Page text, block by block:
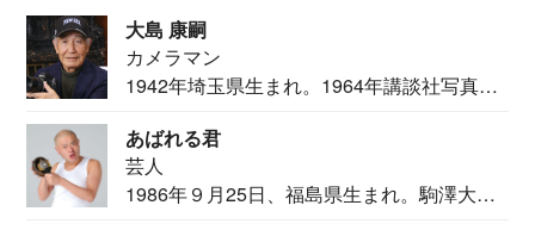
大島 康嗣
カメラマン
1942年埼玉県生まれ。1964年講談社写真部
あばれる君
芸人
1986年９月25日、福島県生まれ。駒澤大学